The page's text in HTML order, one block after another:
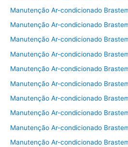
Manutenção Ar-condicionado
Manutenção Ar-condicionado
Manutenção Ar-condicionado
Manutenção Ar-condicionado
Manutenção Ar-condicionado
Manutenção Ar-condicionado
Manutenção Ar-condicionado
Manutenção Ar-condicionado
Manutenção Ar-condicionado
Manutenção Ar-condicionado